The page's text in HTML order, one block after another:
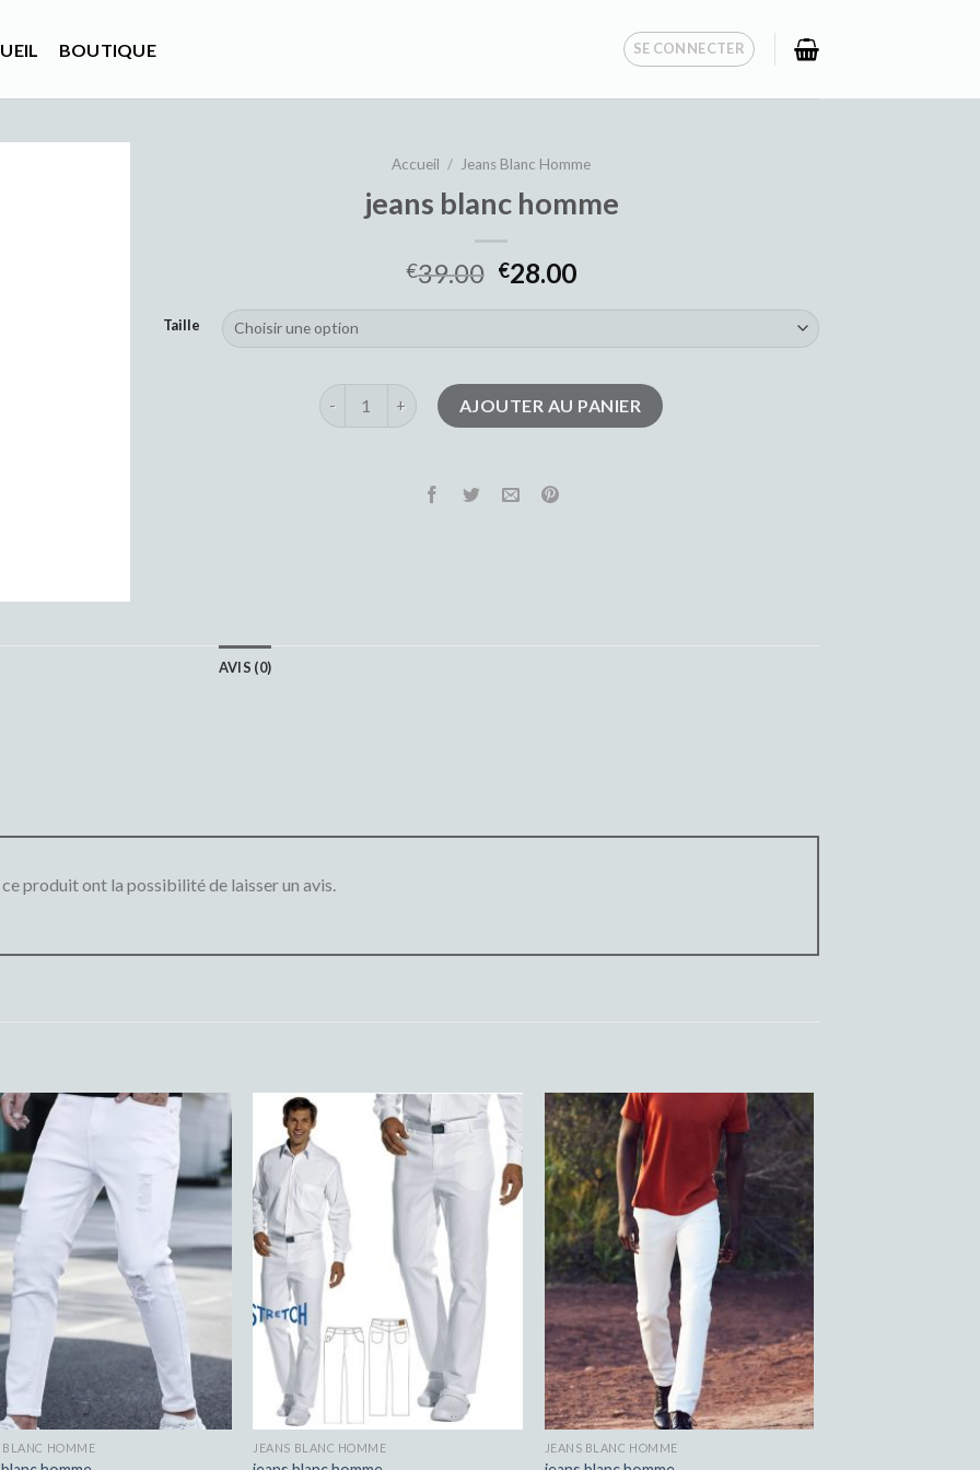
BOUTIQUE SE CONNECTER
Accueil / Jeans Blanc Homme
jeans blanc homme
€39.00 €28.00
Taille
quantité de jeans blanc hommeAJOUTER AU PANIER
AVIS (0)
produit ont la possibilité de laisser un avis.
BLANC HOMME JEANS BLANC HOMME JEANS BLANC HOMME